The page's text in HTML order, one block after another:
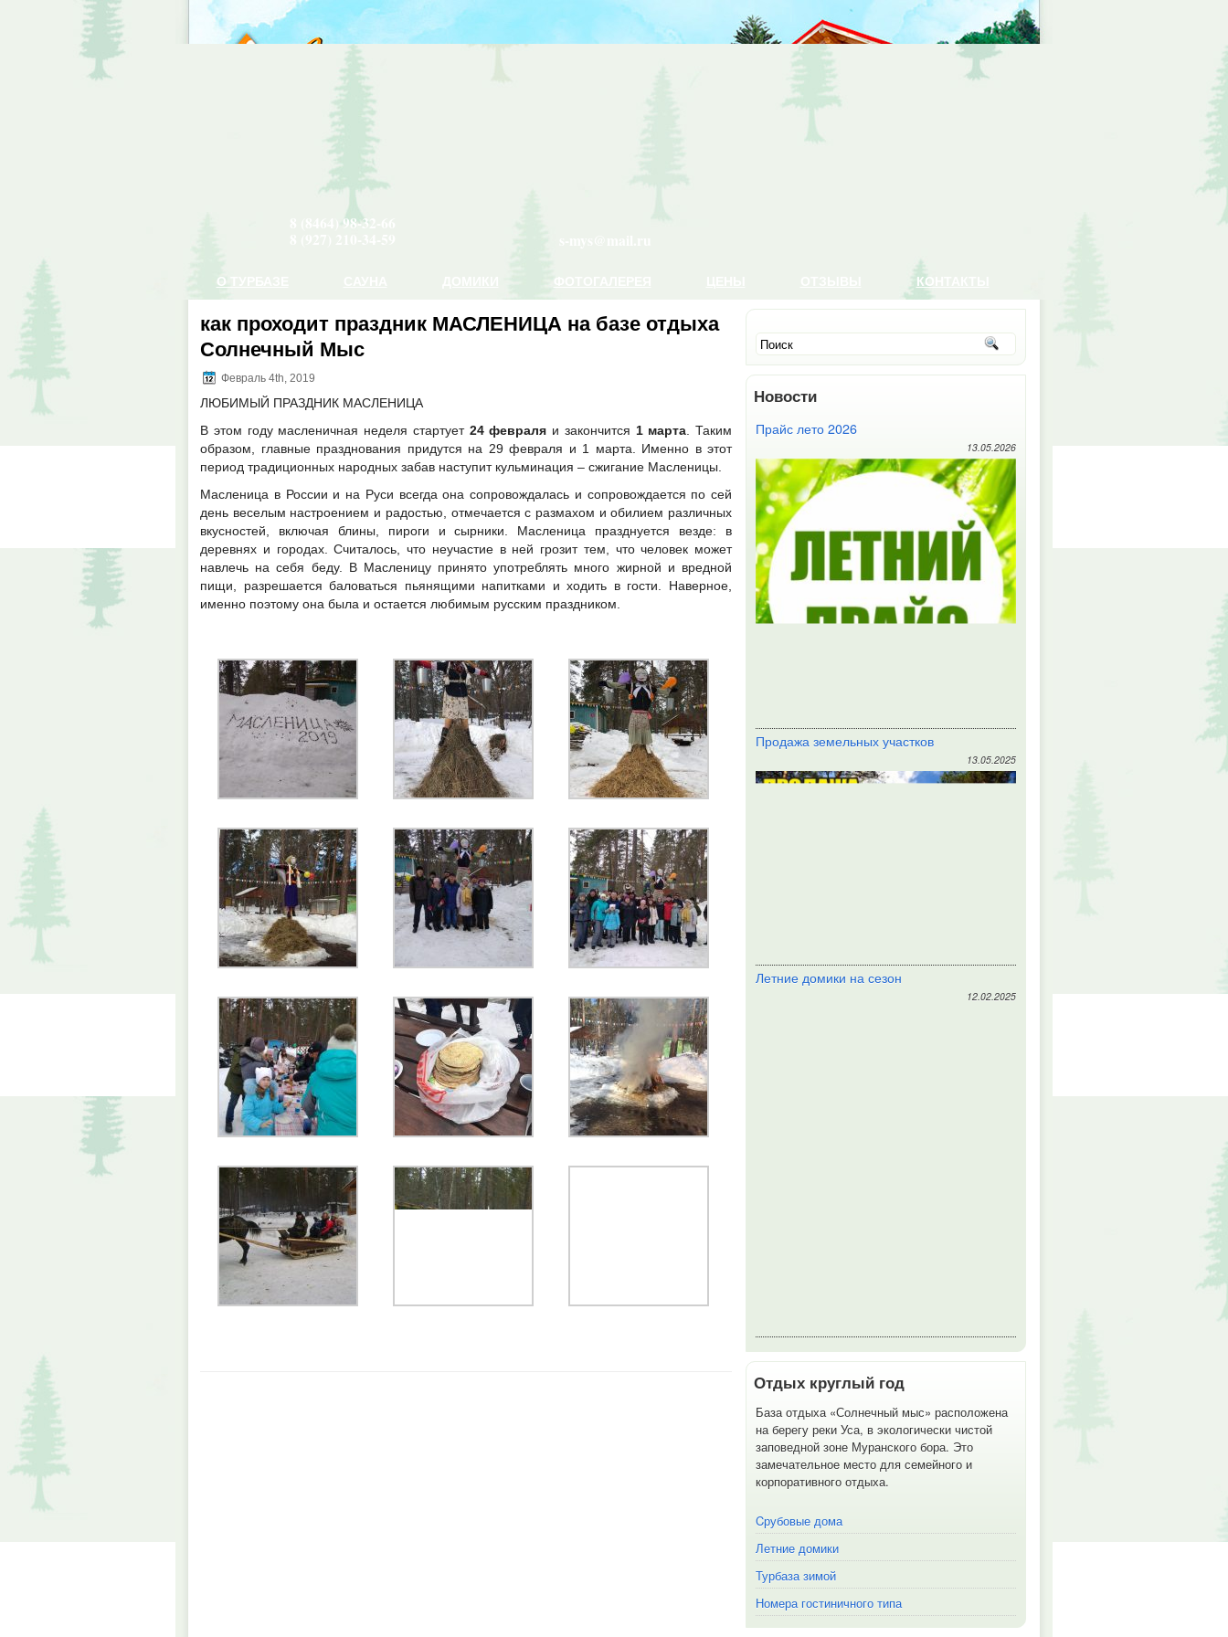
8 (8464) 98-32-66
О ТУРБАЗЕ ФОТОГАЛЕРЕЯ
КОНТАКТЫ
как проходит праздник МАСЛЕНИЦА на базе отдыха
Солнечный Мыс
Февраль 4th, 2019
ЛЮБИМЫЙ ПРАЗДНИК МАСЛЕНИЦА
В этом году масленичная неделя стартует 24 февраля и закончится 1 марта . Таким
образом, главные празднования придутся на 29 февраля и 1 марта. Именно в этот
период традиционных народных забав наступит кульминация – сжигание Масленицы.
Масленица в России и на Руси всегда она сопровождалась и сопровождается по сей
день веселым настроением и радостью, отмечается с размахом и обилием различных
вкусностей, включая блины, пироги и сырники. Масленица празднуется везде: в
деревнях и городах. Считалось, что неучастие в ней грозит тем, что человек может
навлечь на себя беду. В Масленицу принято употреблять много жирной и вредной
пищи, разрешается баловаться пьянящими напитками и ходить в гости. Наверное,
именно поэтому она была и остается любимым русским праздником.
Новости
Прайс лето 2026
13.05.2026
Продажа земельных участков
13.05.2025
Летние домики на сезон
12.02.2025
Отдых круглый год
База отдыха «Солнечный мыс» расположена
на берегу реки Уса, в экологически чистой
заповедной зоне Муранского бора. Это
замечательное место для семейного и
корпоративного отдыха.
Cрубовые дома
Летние домики
Турбаза зимой
Номера гостиничного типа